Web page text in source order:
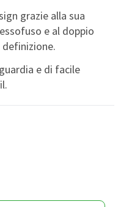
grazie alla sua
e al doppio
e di facile